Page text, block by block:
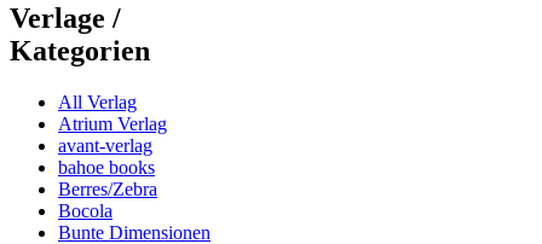
Verlage /
Kategorien
All Verlag
Atrium Verlag
avant-verlag
bahoe books
Berres/Zebra
Bocola
Bunte Dimensionen